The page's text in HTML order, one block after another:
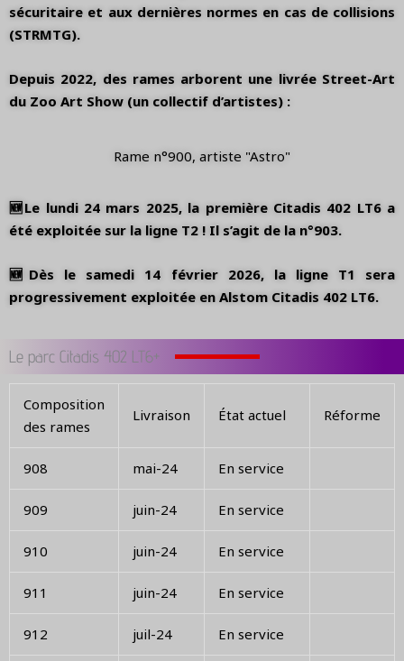
sécuritaire et aux dernières normes en cas de collisions
(STRMTG).
Depuis 2022, des rames arborent une livrée Street-Art
du Zoo Art Show (un collectif d’artistes) :
Rame n°900, artiste "Astro"
🆕Le lundi 24 mars 2025, la première Citadis 402 LT6 a
été exploitée sur la ligne T2 ! Il s’agit de la n°903.
🆕Dès le samedi 14 février 2026, la ligne T1 sera
progressivement exploitée en Alstom Citadis 402 LT6.
Le parc Citadis 402 LT6+
Composition
des rames
Livraison État actuel Réforme
908 mai-24 En service
909 juin-24 En service
910 juin-24 En service
911 juin-24 En service
912 juil-24 En service